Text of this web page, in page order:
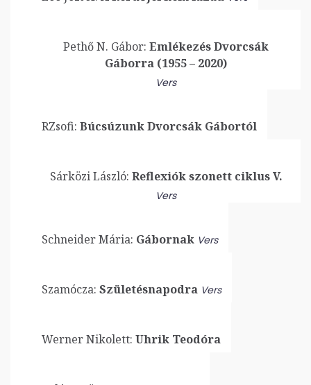
Pethő N. Gábor: Emlékezés Dvorcsák
Gáborra (1955 – 2020)
Vers
RZsofi: Búcsúzunk Dvorcsák Gábortól
Sárközi László: Reflexiók szonett ciklus V.
Vers
Schneider Mária: Gábornak Vers
Szamócza: Születésnapodra Vers
Werner Nikolett: Uhrik Teodóra